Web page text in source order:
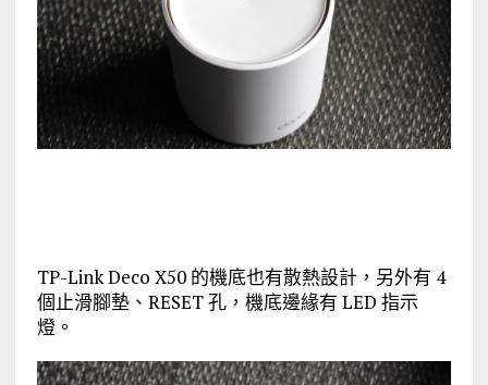
TP-Link Deco X50 的機底也有散熱設計，另外有 4
個止滑腳墊、RESET 孔，機底邊緣有 LED 指示
燈。